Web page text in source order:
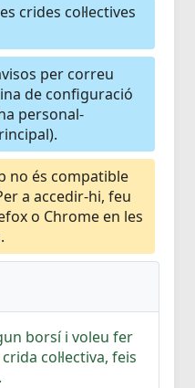
crides col·lectives
per correu
de configuració
personal-
no és compatible
a accedir-hi, feu
o Chrome en les
borsí i voleu fer
col·lectiva, feis